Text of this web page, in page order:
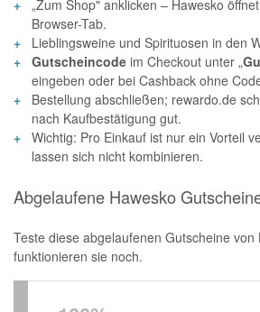
„Zum Shop" anklicken – Hawesko
Browser-Tab.
Lieblingsweine und Spirituosen in den
Gutscheincode im Checkout unter „
eingeben oder bei Cashback ohne
Bestellung abschließen; rewardo.de
nach Kaufbestätigung gut.
Wichtig: Pro Einkauf ist nur ein Vorteil
lassen sich nicht kombinieren.
Abgelaufene Hawesko
Teste diese abgelaufenen Gutscheine von
funktionieren sie noch.